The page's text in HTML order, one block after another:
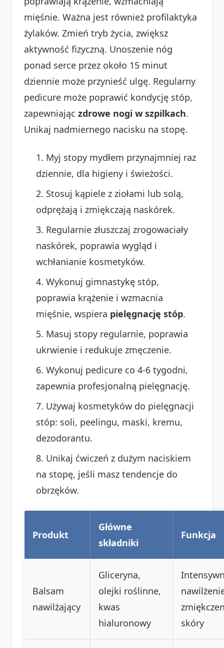
mięśnie. Ważna jest również profilaktyka
żylaków. Zmień tryb życia, zwiększ
aktywność fizyczną. Unoszenie nóg
ponad serce przez około 15 minut
dziennie może przynieść ulgę. Regularny
pedicure może poprawić kondycję stóp,
zapewniając zdrowe nogi w szpilkach.
Unikaj nadmiernego nacisku na stopę.
Myj stopy mydłem przynajmniej raz
dziennie, dla higieny i świeżości.
Stosuj kąpiele z ziołami lub solą,
odprężają i zmiękczają naskórek.
Regularnie złuszczaj zrogowaciały
naskórek, poprawia wygląd i
wchłanianie kosmetyków.
Wykonuj gimnastykę stóp,
poprawia krążenie i wzmacnia
mięśnie, wspiera pielęgnację stóp.
Masuj stopy regularnie, poprawia
ukrwienie i redukuje zmęczenie.
Wykonuj pedicure co 4-6 tygodni,
zapewnia profesjonalną pielęgnację.
Używaj kosmetyków do pielęgnacji
stóp: soli, peelingu, maski, kremu,
dezodorantu.
Unikaj ćwiczeń z dużym naciskiem
na stopę, jeśli masz tendencje do
obrzęków.
Produkt
Główne
składniki
Funkcja
Balsam
nawilżający
Gliceryna,
olejki roślinne,
kwas
hialuronowy
skóry